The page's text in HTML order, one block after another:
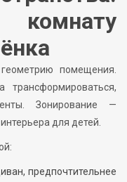
помещения.
трансформироваться,
Зонирование —
для детей.
предпочтительнее